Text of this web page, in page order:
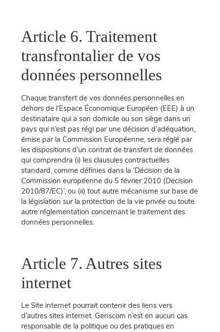
Article 6. Traitement
transfrontalier de vos
données personnelles
Chaque transfert de vos données personnelles en
dehors de l’Espace Économique Européen (EEE) à un
destinataire qui a son domicile ou son siège dans un
pays qui n’est pas régi par une décision d’adéquation,
émise par la Commission Européenne, sera réglé par
les dispositions d’un contrat de transfert de données
qui comprendra (i) les clausules contractuelles
standard, comme définies dans la ‘Décision de la
Commission européenne du 5 février 2010 (Decision
2010/87/EC)’, ou (ii) tout autre mécanisme sur base de
la législation sur la protection de la vie privée ou toute
autre réglementation concernant le traitement des
données personnelles.
Article 7. Autres sites
internet
Le Site internet pourrait contenir des liens vers
d’autres sites internet. Genscom n’est en aucun cas
responsable de la politique ou des pratiques en